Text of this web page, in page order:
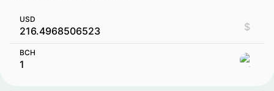
USD
$
BCH